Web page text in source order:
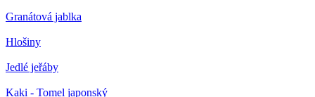
Granátová jablka
Hlošiny
Jedlé jeřáby
Kaki - Tomel japonský